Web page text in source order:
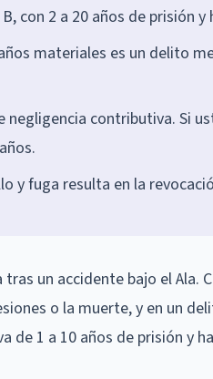
con 2 a 20 años de prisión
materiales es un delito
negligencia contributiva. Si
y fuga resulta en la
un accidente bajo el
o la muerte, y en un
de 1 a 10 años de prisión y